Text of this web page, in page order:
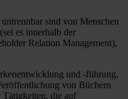
sind von Menschen
es innerhalb der
Relation Management),
und -führung,
von Büchern
die auf